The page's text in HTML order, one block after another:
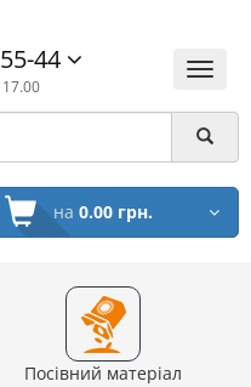
Меню
44
на 0.00 грн.
Посівний матеріал